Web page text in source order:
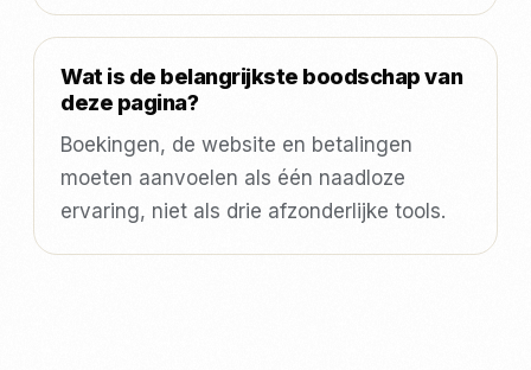
Wat is de belangrijkste boodschap van
deze pagina?
Boekingen, de website en betalingen
moeten aanvoelen als één naadloze
ervaring, niet als drie afzonderlijke tools.